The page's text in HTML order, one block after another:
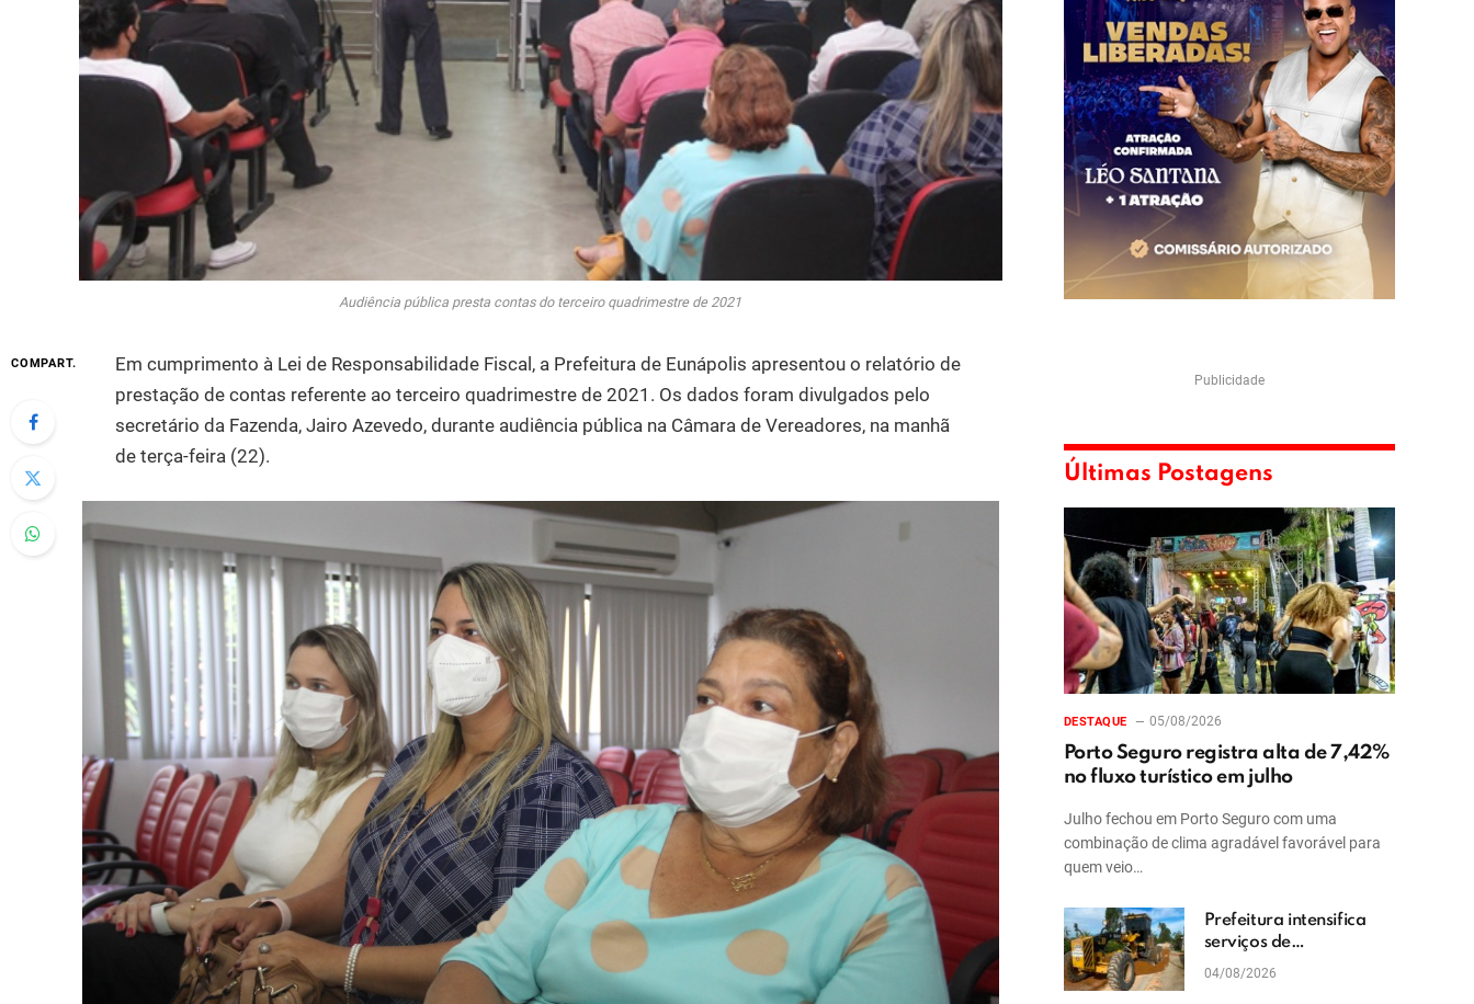
Audiência pública presta contas do terceiro quadrimestre de 2021
COMPART.
Em cumprimento à Lei de Responsabilidade Fiscal, a Prefeitura de Eunápolis apresentou o relatório de
prestação de contas referente ao terceiro quadrimestre de 2021. Os dados foram divulgados pelo
secretário da Fazenda, Jairo Azevedo, durante audiência pública na Câmara de Vereadores, na manhã
de terça-feira (22).
Publicidade
Últimas Postagens
DESTAQUE 05/08/2026
Porto Seguro registra alta de 7,42%
no fluxo turístico em julho
Julho fechou em Porto Seguro com uma
combinação de clima agradável favorável para
quem veio…
Prefeitura intensifica
serviços de
patrolamento e
04/08/2026